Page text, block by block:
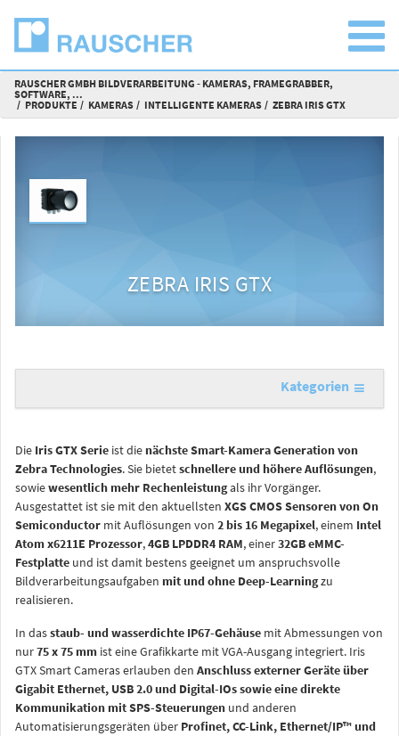
RAUSCHER GMBH BILDVERARBEITUNG - KAMERAS, FRAMEGRABBER,
SOFTWARE, ...
PRODUKTE
KAMERAS INTELLIGENTE KAMERAS ZEBRA IRIS GTX
ZEBRA IRIS GTX
Kategorien
Die Iris GTX Serie ist die nächste Smart-Kamera Generation von
Zebra Technologies. Sie bietetschnellere und höhere Auflösungen,
sowiewesentlich mehr Rechenleistungals ihr Vorgänger.
Ausgestattet ist sie mit den aktuellsten XGS CMOS Sensoren von On
Semiconductor mit Auflösungen von 2 bis 16 Megapixel, einem Intel
Atom x6211E Prozessor,4GB LPDDR4 RAM, einer32GB eMMC-
Festplatte und ist damit bestens geeignet um anspruchsvolle
Bildverarbeitungsaufgaben mit und ohne Deep-Learningzu
realisieren.
In dasstaub- und wasserdichte IP67-Gehäuse mit Abmessungen von
nur75 x 75 mm ist eine Grafikkarte mit VGA-Ausgang integriert. Iris
GTX Smart Cameras erlauben den Anschluss externer Geräte über
Gigabit Ethernet, USB 2.0 und Digital-IOs sowie eine direkte
Kommunikation mit SPS-Steuerungen und anderen
Automatisierungsgeräten über Profinet, CC-Link, Ethernet/IP™ und